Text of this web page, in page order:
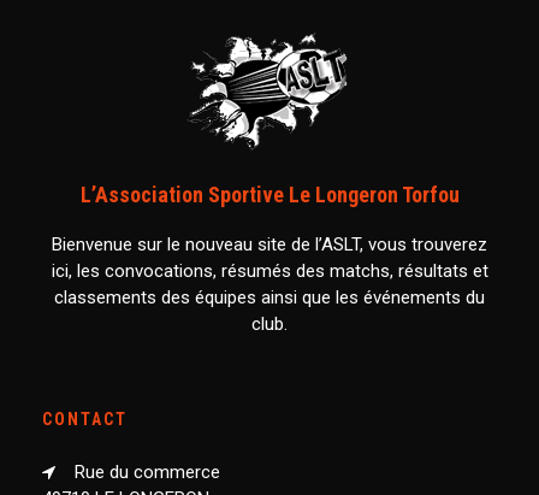
L’Association Sportive Le Longeron Torfou
Bienvenue sur le nouveau site de l’ASLT, vous trouverez
ici, les convocations, résumés des matchs, résultats et
classements des équipes ainsi que les événements du
club.
CONTACT
Rue du commerce